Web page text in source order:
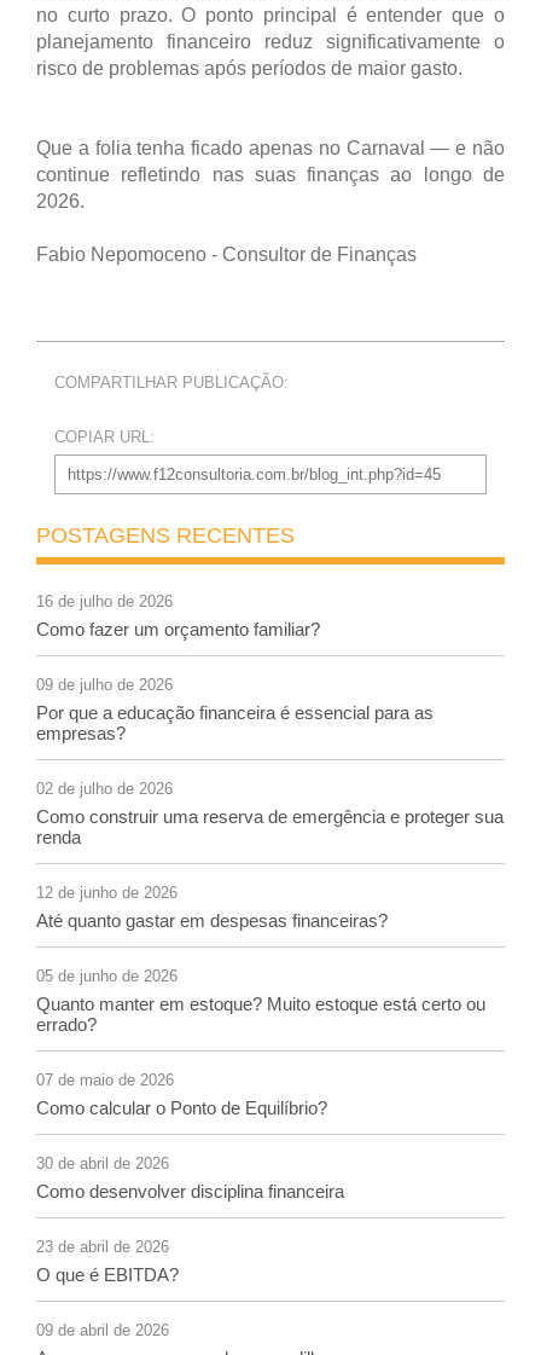
no curto prazo. O ponto principal é entender que o
planejamento financeiro reduz significativamente o
risco de problemas após períodos de maior gasto.
Que a folia tenha ficado apenas no Carnaval — e não
continue refletindo nas suas finanças ao longo de
2026.
Fabio Nepomoceno - Consultor de Finanças
COMPARTILHAR PUBLICAÇÃO:
COPIAR URL:
POSTAGENS RECENTES
16 de julho de 2026
Como fazer um orçamento familiar?
09 de julho de 2026
Por que a educação financeira é essencial para as
empresas?
02 de julho de 2026
Como construir uma reserva de emergência e proteger sua
renda
12 de junho de 2026
Até quanto gastar em despesas financeiras?
05 de junho de 2026
Quanto manter em estoque? Muito estoque está certo ou
errado?
07 de maio de 2026
Como calcular o Ponto de Equilíbrio?
30 de abril de 2026
Como desenvolver disciplina financeira
23 de abril de 2026
O que é EBITDA?
09 de abril de 2026